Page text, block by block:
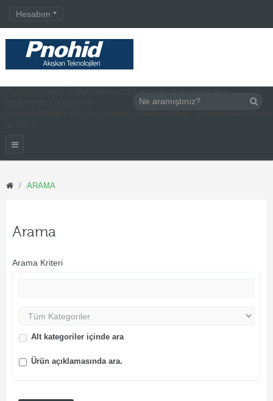
Hesabım
ARAMA
Arama
Arama Kriteri
Alt kategoriler içinde ara
Ürün açıklamasında ara.